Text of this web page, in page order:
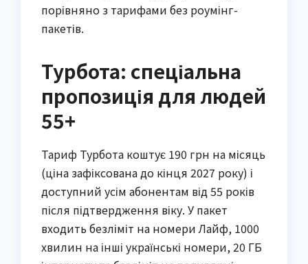
порівняно з тарифами без роумінг-
пакетів.
Турбота: спеціальна
пропозиція для людей
55+
Тариф Турбота коштує 190 грн на місяць
(ціна зафіксована до кінця 2027 року) і
доступний усім абонентам від 55 років
після підтвердження віку. У пакет
входить безліміт на номери Лайф, 1000
хвилин на інші українські номери, 20 ГБ